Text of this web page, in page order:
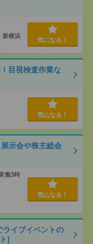
新横浜
気になる！
目視検査作業な
気になる！
示会や株主総会
働3時
気になる！
ライブイベントの
]